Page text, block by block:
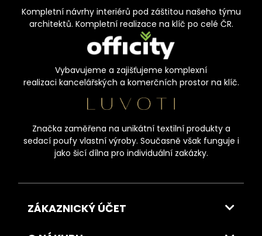
Kompletní návrhy interiérů pod záštitou našeho týmu
architektů. Kompletní realizace na klíč po celé ČR.
Vybavujeme a zajišťujeme komplexní
realizaci kancelářských a komerčních prostor na klíč.
Značka zaměřena na unikátní textilní produkty a
sedací poufy vlastní výroby. Současně však funguje i
jako šicí dílna pro individuální zakázky.
ZÁKAZNICKÝ ÚČET